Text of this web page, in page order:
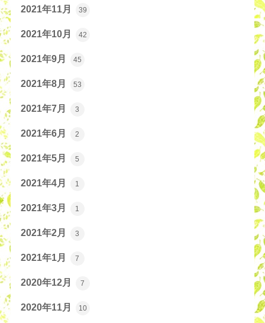
2021年11月 39
2021年10月 42
2021年9月 45
2021年8月 53
2021年7月 3
2021年6月 2
2021年5月 5
2021年4月 1
2021年3月 1
2021年2月 3
2021年1月 7
2020年12月 7
2020年11月 10